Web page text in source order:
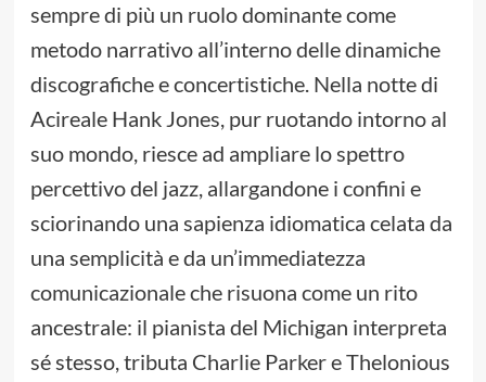
sempre di più un ruolo dominante come
metodo narrativo all’interno delle dinamiche
discografiche e concertistiche. Nella notte di
Acireale Hank Jones, pur ruotando intorno al
suo mondo, riesce ad ampliare lo spettro
percettivo del jazz, allargandone i confini e
sciorinando una sapienza idiomatica celata da
una semplicità e da un’immediatezza
comunicazionale che risuona come un rito
ancestrale: il pianista del Michigan interpreta
sé stesso, tributa Charlie Parker e Thelonious